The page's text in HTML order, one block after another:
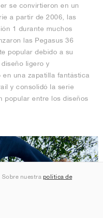
se convirtieron en un
a partir de 2006, las
1 durante muchos
las Pegasus 36
popular debido a su
ligero y
una zapatilla fantástica
y consolidó la serie
popular entre los diseños
Sobre nuestra política de